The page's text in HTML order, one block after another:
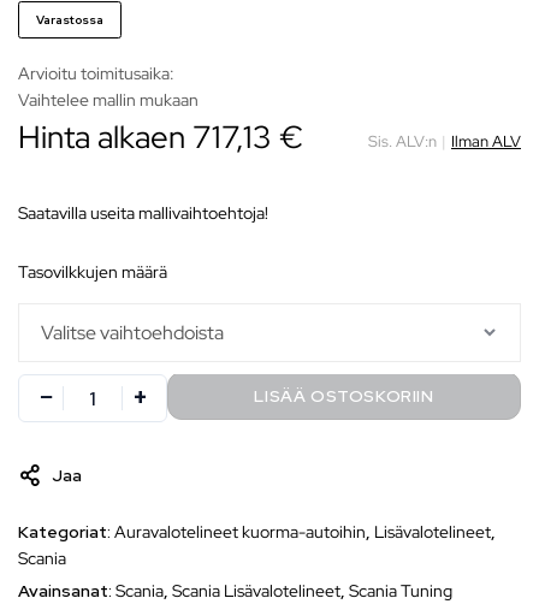
Varastossa
Arvioitu toimitusaika:
Vaihtelee mallin mukaan
Hinta alkaen 717,13 € Sis. ALV:n | Ilman ALV
Saatavilla useita mallivaihtoehtoja!
tasovilkkujen määrä
LISÄÄ OSTOSKORIIN
Jaa
Kategoriat: Auravalotelineet kuorma-autoihin, Lisävalotelineet,
Scania
Avainsanat: Scania, Scania Lisävalotelineet, Scania Tuning